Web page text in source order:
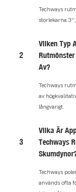
Techways
storlekarna
2
Vilken Typ
Av?
Techways
av
långvarigt.
3
Vilka Är
Techways
Techways
används ofta